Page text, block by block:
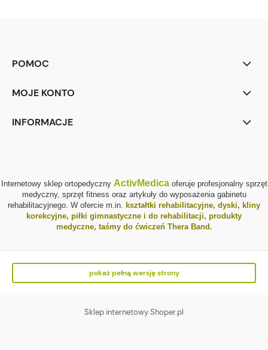
POMOC
MOJE KONTO
INFORMACJE
Internetowy sklep ortopedyczny ActivMedicaoferuje profesjonalny sprzęt
medyczny, sprzęt fitness oraz artykuły do wyposażenia gabinetu
rehabilitacyjnego. W ofercie m.in.
kształtki rehabilitacyjne, dyski, kliny
korekcyjne, piłki gimnastyczne i do rehabilitacji, produkty
medyczne, taśmy do ćwiczeń Thera Band.
pokaż pełną wersję strony
Sklep internetowy Shoper.pl